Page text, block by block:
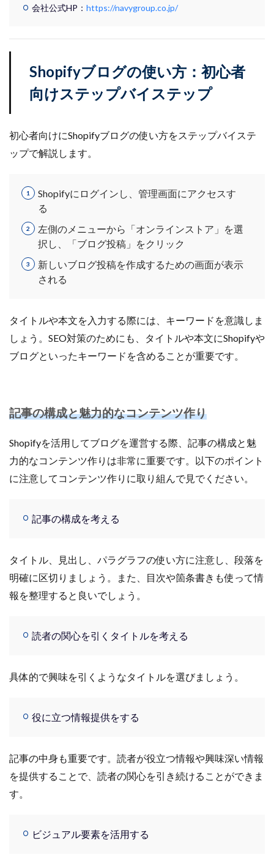
会社公式HP： https://navygroup.co.jp/
Shopifyブログの使い方：初心者
向けステップバイステップ
初心者向けにShopifyブログの使い方をステップバイステ
ップで解説します。
Shopifyにログインし、管理画面にアクセスす
る
左側のメニューから「オンラインストア」を選
択し、「ブログ投稿」をクリック
新しいブログ投稿を作成するための画面が表示
される
タイトルや本文を入力する際には、キーワードを意識しま
しょう。SEO対策のためにも、タイトルや本文にShopifyや
ブログといったキーワードを含めることが重要です。
記事の構成と魅力的なコンテンツ作り
Shopifyを活用してブログを運営する際、記事の構成と魅
力的なコンテンツ作りは非常に重要です。以下のポイント
に注意してコンテンツ作りに取り組んで見でください。
記事の構成を考える
タイトル、見出し、パラグラフの使い方に注意し、段落を
明確に区切りましょう。また、目次や箇条書きも使って情
報を整理すると良いでしょう。
読者の関心を引くタイトルを考える
具体的で興味を引くようなタイトルを選びましょう。
役に立つ情報提供をする
記事の中身も重要です。読者が役立つ情報や興味深い情報
を提供することで、読者の関心を引き続けることができま
す。
ビジュアル要素を活用する